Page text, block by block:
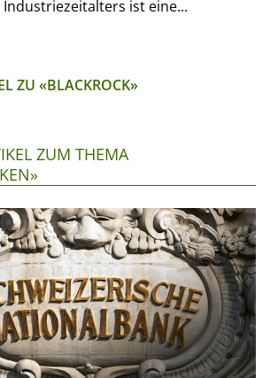
ist eine...
ZU «BLACKROCK»
ZUM THEMA